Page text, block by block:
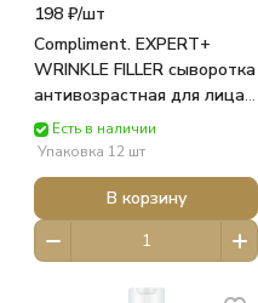
198 ₽/шт
Compliment. EXPERT+
WRINKLE FILLER сыворотка
антивозрастная для лица
кар/п 25мл 917971 ТИМЕКС
Есть в наличии
Упаковка 12 шт
В корзину